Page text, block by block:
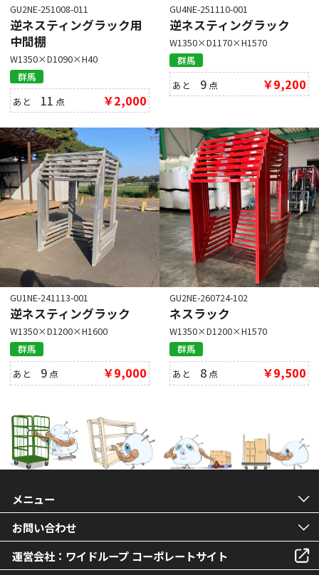
GU2NE-251008-011
逆ネスティングラック用
中間棚
W1350×D1090×H40
群馬
あと 11 点 ￥2,000
GU4NE-251110-001
逆ネスティングラック
W1350×D1170×H1570
群馬
あと 9 点 ￥9,200
GU1NE-241113-001
逆ネスティングラック
W1350×D1200×H1600
群馬
あと 9 点 ￥9,000
GU2NE-260724-102
ネスラック
W1350×D1200×H1570
群馬
あと 8 点 ￥9,500
メニュー
お問い合わせ
運営会社：ワイドループ コーポレートサイト